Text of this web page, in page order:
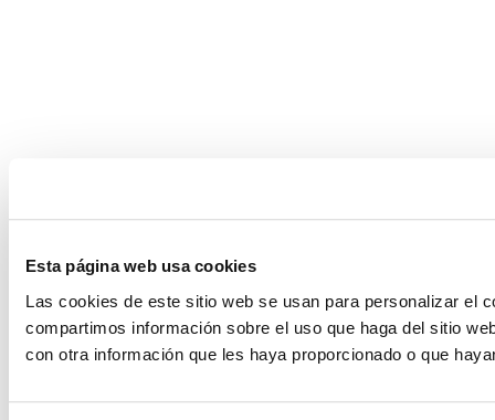
Esta página web usa cookies
Las cookies de este sitio web se usan para personalizar el
compartimos información sobre el uso que haga del sitio
con otra información que les haya proporcionado o que